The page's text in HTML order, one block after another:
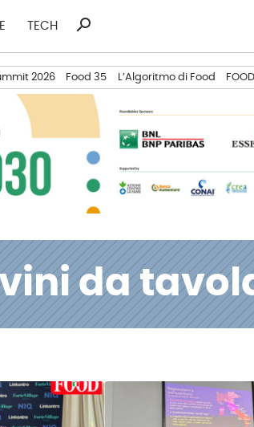
TECH
Ricerca
search
2026 Food 35 L’Algoritmo di Food
da